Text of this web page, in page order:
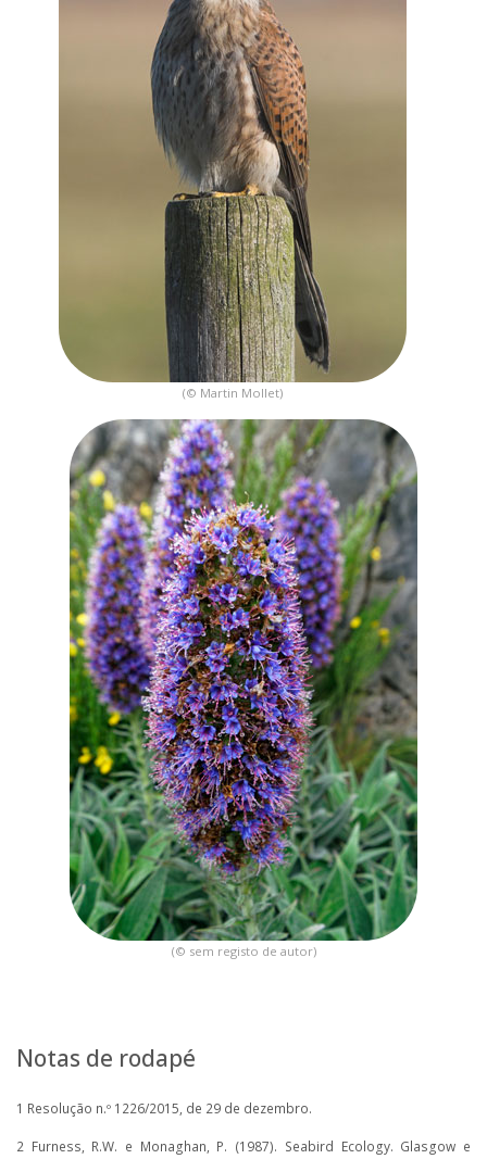
(© Martin Mollet)
(© sem registo de autor)
Notas de rodapé
1 Resolução n.º 1226/2015, de 29 de dezembro.
2 Furness, R.W. e Monaghan, P. (1987). Seabird Ecology. Glasgow e